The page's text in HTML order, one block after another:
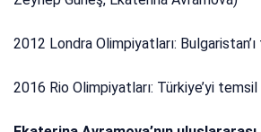
2012 Londra Olimpiyatları: Bulgaristan’ı
2016 Rio Olimpiyatları: Türkiye’yi temsil